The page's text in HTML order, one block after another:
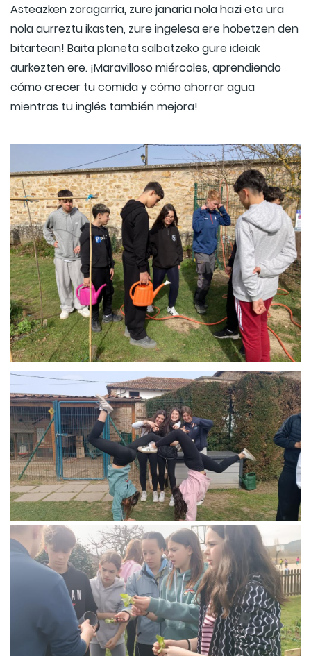
Asteazken zoragarria, zure janaria nola hazi eta ura
nola aurreztu ikasten, zure ingelesa ere hobetzen den
bitartean! Baita planeta salbatzeko gure ideiak
aurkezten ere. ¡Maravilloso miércoles, aprendiendo
cómo crecer tu comida y cómo ahorrar agua
mientras tu inglés también mejora!